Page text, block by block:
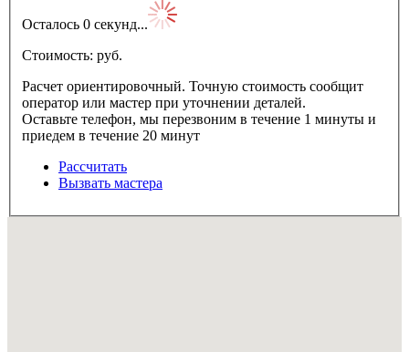
Осталось 0 секунд...
Стоимость: pуб.
Расчет ориентировочный. Точную стоимость сообщит
оператор или мастер при уточнении деталей.
Оставьте телефон, мы перезвоним в течение 1 минуты и
приедем в течение 20 минут
Рассчитать
Вызвать мастера